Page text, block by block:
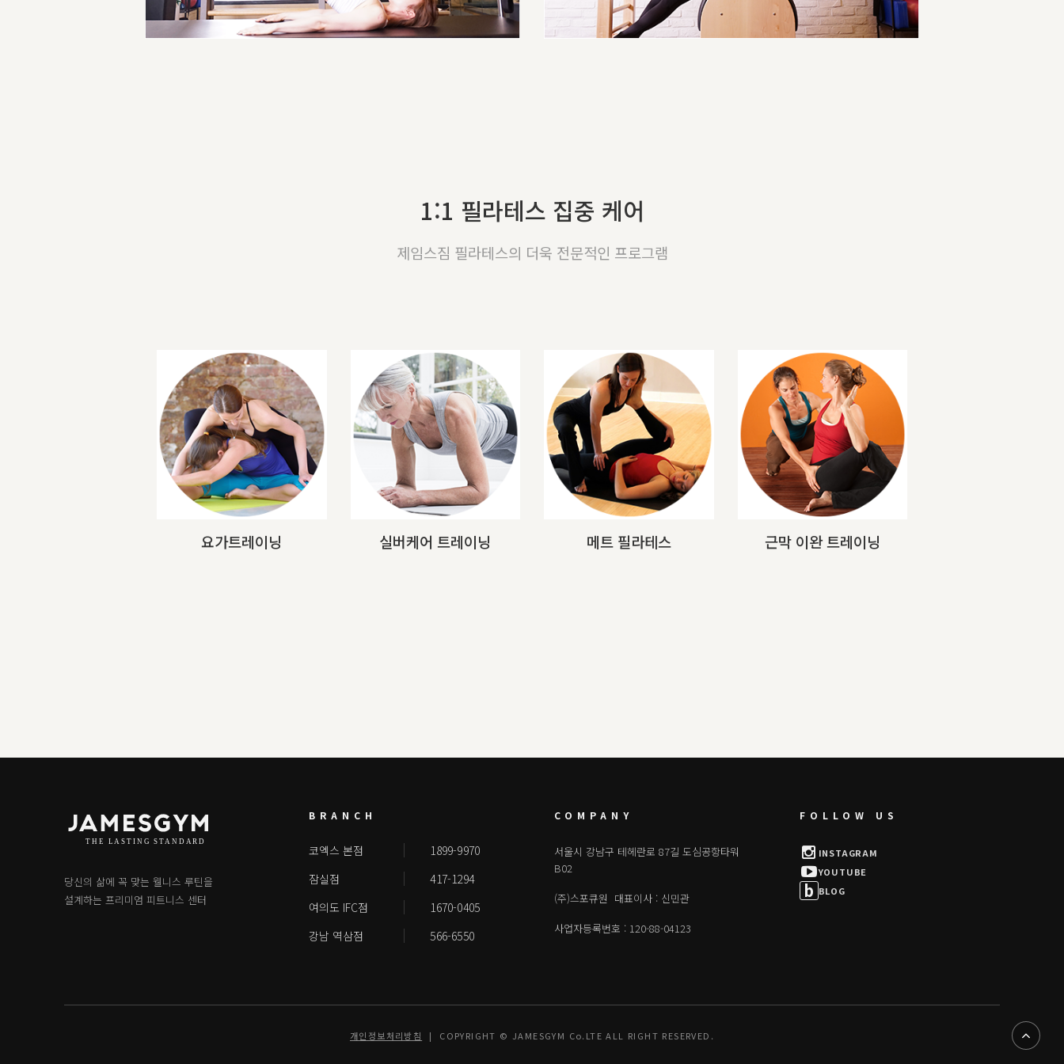
1:1 필라테스 집중 케어
제임스짐 필라테스의 더욱 전문적인 프로그램
요가트레이닝 실버케어 트레이닝 메트 필라테스 근막 이완 트레이닝
당신의 삶에 꼭 맞는 웰니스 루틴을
설계하는 프리미엄 피트니스 센터
BRANCH
코엑스 본점
1899-9970
잠실점
417-1294
여의도 IFC점
1670-0405
강남 역삼점
566-6550
COMPANY
서울시 강남구 테헤란로 87길 도심공항타워
B02
(주)스포큐원 대표이사 : 신민관
사업자등록번호 : 120-88-04123
FOLLOW US
INSTAGRAM
YOUTUBE
b BLOG
개인정보처리방침 | COPYRIGHT © JAMESGYM Co.LTE ALL RIGHT RESERVED.